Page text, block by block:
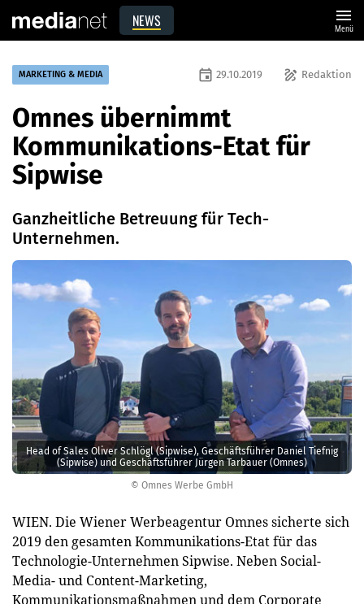
NEWS menu
Menü
© Omnes Werbe GmbH
Head of Sales Oliver Schlögl (Sipwise), Geschäftsführer Daniel Tiefnig
(Sipwise) und Geschäftsführer Jürgen Tarbauer (Omnes)
MARKETING & MEDIA draw Redaktion
event 29.10.2019
Omnes übernimmt
Kommunikations-Etat für
Sipwise
Ganzheitliche Betreuung für Tech-
Unternehmen.
WIEN. Die Wiener Werbeagentur Omnes sicherte sich
2019 den gesamten Kommunikations-Etat für das
Technologie-Unternehmen Sipwise. Neben Social-
Media- und Content-Marketing,
Kommunikationsmaßnahmen und dem Corporate